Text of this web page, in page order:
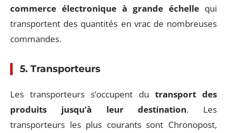
commerce électronique à grande échelle qui
transportent des quantités en vrac de nombreuses
commandes.
5. Transporteurs
Les transporteurs s’occupent du transport des
produits jusqu’à leur destination. Les
transporteurs les plus courants sont Chronopost,